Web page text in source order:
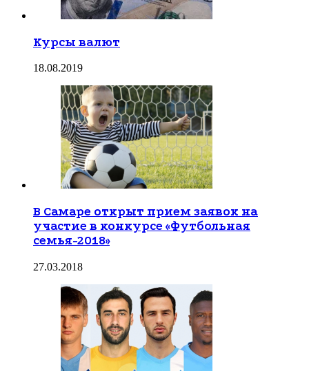
Курсы валют
18.08.2019
В Самаре открыт прием заявок на
участие в конкурсе «Футбольная
семья-2018»
27.03.2018